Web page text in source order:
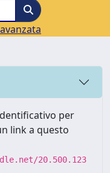
per
link a questo
20.500.123